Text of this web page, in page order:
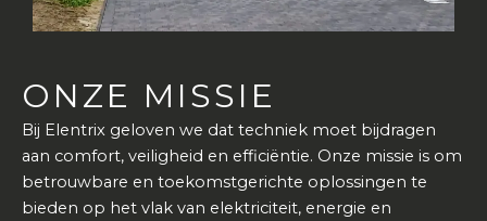
ONZE MISSIE
Bij Elentrix geloven we dat techniek moet bijdragen
aan comfort, veiligheid en efficiëntie. Onze missie is om
betrouwbare en toekomstgerichte oplossingen te
bieden op het vlak van elektriciteit, energie en